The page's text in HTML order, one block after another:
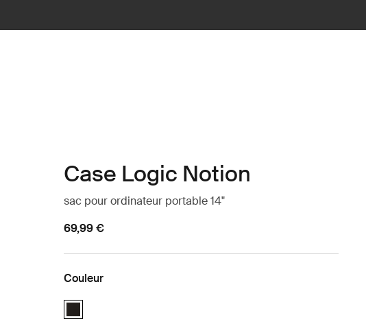
Case Logic Notion
sac pour ordinateur portable 14"
69,99 €
Couleur
Case Logic Notion 14" Laptop Bag Noir (selected)